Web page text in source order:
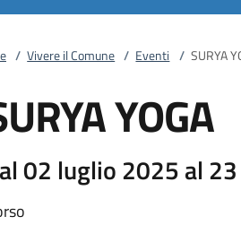
/ Vivere il Comune / Eventi / SURYA
YOGA
02 luglio 2025 al